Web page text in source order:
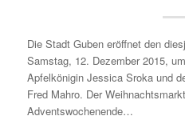
Die Stadt Guben eröffnet den
Samstag, 12. Dezember 2015,
Apfelkönigin Jessica Sroka und
Fred Mahro. Der
Adventswochenende…